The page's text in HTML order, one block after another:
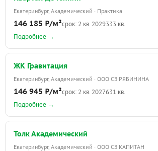
Екатеринбург, Академический · Практика
146 185 ₽/м²срок: 2 кв. 2029333 кв.
Подробнее →
ЖК Гравитация
Екатеринбург, Академический · ООО СЗ РЯБИНИНА
146 945 ₽/м²срок: 2 кв. 2027631 кв.
Подробнее →
Толк Академический
Екатеринбург, Академический · ООО СЗ КАПИТАН